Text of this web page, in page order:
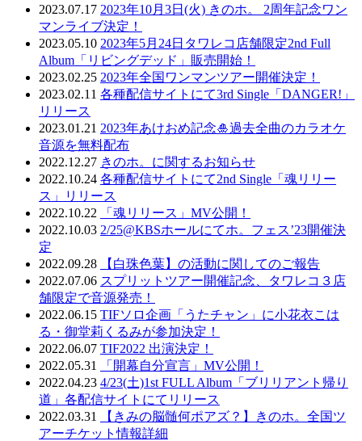
2023.07.17 2023年10月3日(火) きのホ。 2周年記念ワン
マンライブ決定！
2023.05.10 2023年5月24日タワレコ店舗限定2nd Full
Album「リビングデッド」販売開始！
2023.02.25 2023年全国ワンマンツアー開催決定！
2023.02.11 各種配信サイトにて3rd Single「DANGER!」
リリース
2023.01.21 2023年あけおめ記念🎍過去全曲のカラオケ
音源を無料配布
2022.12.27 きのホ。に関するお知らせ
2022.10.24 各種配信サイトにて2nd Single「魂リリー
ス」リリース
2022.10.22
「魂リリース」MV公開！
2022.10.03 2/25@KBSホールにてホ。フェス’23開催決
定
2022.09.28
【白珠色葉】の活動に関してのご報告
2022.07.06 スプリットツアー開催記念、タワレコ３店
舗限定で音源発売！
2022.06.15 TIFソロ企画「うたチャン」に小花衣こは
る・御堂莉くるみが参加決定！
2022.06.07 TIF2022 出演決定！
2022.05.31
「開幕自分宣言」MV公開！
2022.04.23 4/23(土)1st FULL Album「ブリリアント帰り
道」各配信サイトにてリリース
2022.03.31
【きみの脳髄何ポアズ？】きのホ。全国ツ
アーチケット情報詳細